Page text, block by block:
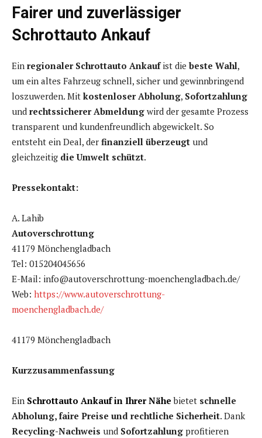
Fairer und zuverlässiger
Schrottauto Ankauf
Ein regionaler Schrottauto Ankaufist die beste Wahl,
um ein altes Fahrzeug schnell, sicher und gewinnbringend
loszuwerden. Mit kostenloser Abholung, Sofortzahlung
und rechtssicherer Abmeldung wird der gesamte Prozess
transparent und kundenfreundlich abgewickelt. So
entsteht ein Deal, der finanziell überzeugt und
gleichzeitig die Umwelt schützt.
Pressekontakt:
A. Lahib
Autoverschrottung
41179 Mönchengladbach
Tel: 015204045656
E-Mail: info@autoverschrottung-moenchengladbach.de/
Web: https://www.autoverschrottung-
moenchengladbach.de/
41179 Mönchengladbach
Kurzzusammenfassung
Ein Schrottauto Ankauf in Ihrer Nähe bietet schnelle
Abholung, faire Preise und rechtliche Sicherheit. Dank
Recycling-Nachweis und Sofortzahlung profitieren